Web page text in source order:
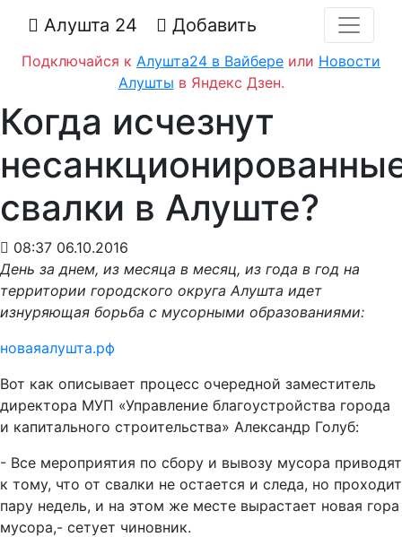
Алушта 24 Добавить
Подключайся к Алушта24 в Вайбере или Новости
Алушты в Яндекс Дзен.
Когда исчезнут
свалки в Алуште?
08:37 06.10.2016
День за днем, из месяца в месяц, из года в год на
территории городского округа Алушта идет
изнуряющая борьба с мусорными образованиями:
новаяалушта.рф
Вот как описывает процесс очередной заместитель
директора МУП «Управление благоустройства города
и капитального строительства» Александр Голуб:
- Все мероприятия по сбору и вывозу мусора приводят
к тому, что от свалки не остается и следа, но проходит
пару недель, и на этом же месте вырастает новая гора
мусора,- сетует чиновник.